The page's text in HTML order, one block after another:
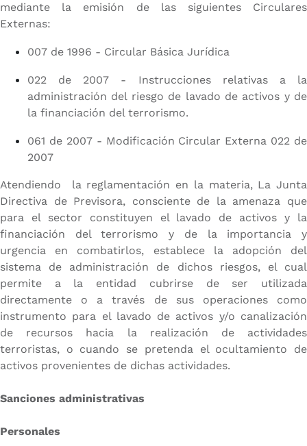
mediante la emisión de las siguientes Circulares
Externas:
007 de 1996 - Circular Básica Jurídica
022 de 2007 - Instrucciones relativas a la
administración del riesgo de lavado de activos y de
la financiación del terrorismo.
061 de 2007 - Modificación Circular Externa 022 de
2007
Atendiendo la reglamentación en la materia, La Junta
Directiva de Previsora, consciente de la amenaza que
para el sector constituyen el lavado de activos y la
financiación del terrorismo y de la importancia y
urgencia en combatirlos, establece la adopción del
sistema de administración de dichos riesgos, el cual
permite a la entidad cubrirse de ser utilizada
directamente o a través de sus operaciones como
instrumento para el lavado de activos y/o canalización
de recursos hacia la realización de actividades
terroristas, o cuando se pretenda el ocultamiento de
activos provenientes de dichas actividades.
Sanciones administrativas
Personales